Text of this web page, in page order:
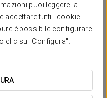
puoi leggere la
accettare tutti i cookie
è possibile configurare
clic su "Configura".